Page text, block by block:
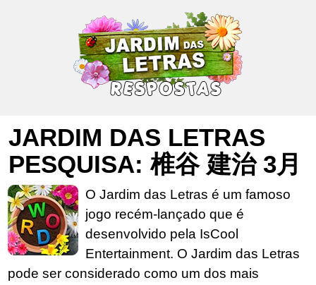
JARDIM DAS LETRAS
PESQUISA: 椎谷 建治 3月
O Jardim das Letras é um famoso
jogo recém-lançado que é
desenvolvido pela IsCool
Entertainment. O Jardim das Letras
pode ser considerado como um dos mais